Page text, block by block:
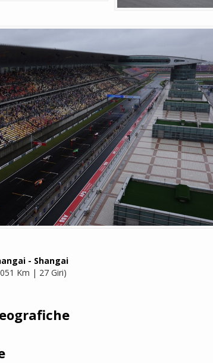
- Shangai
Km | 27 Giri)